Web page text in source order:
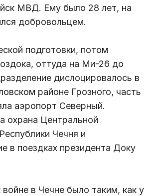
МВД. Ему было 28 лет, на
добровольцем.
подготовки, потом
оттуда на Ми-26 до
дислоцировалось в
районе Грозного, часть
аэропорт Северный.
охрана Центральной
Чечня и
в поездках президента Доку
в Чечне было таким, как у